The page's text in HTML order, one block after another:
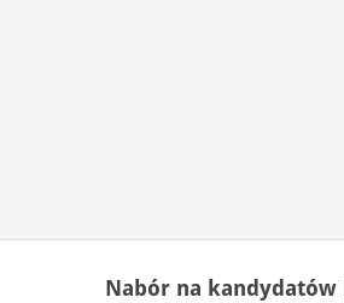
Nabór na